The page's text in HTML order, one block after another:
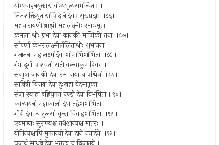
योग्यवाहनयुक्ताश्च योग्यभृत्यसमन्विताः ।
निजशक्तियुताश्चापि दाने देयाः सुखप्रदाः ॥८६॥
महानारायणी ब्राह्मी महालक्ष्मीः रमाऽमृता ।
कमला श्रीः प्रभा देया कानकी माणिकी तथा ॥८७॥
सौवर्णा कंभरालक्ष्मीर्ललिताश्रीः शुभानना ।
गजानना महालक्ष्मीर्देया शोभाभिशोभिता ॥८८॥
गंगा दुर्गा पाशवती सती कन्याकुमारिका ।
सन्तुषा जानकी देया रमा जया च पद्मिनी ॥८९॥
सावित्री विजया देया दुःखहा वेदमातृका ।
संज्ञा स्वाहा वह्नियुक्ता चण्डी देया विभूषिता ॥९०॥
कात्यायनी महाकाली देया तद्वेशशोभिता ।
गौरी देया च तुलसी वृन्दा विवाहशोभिता ॥९१॥
एवमाद्याः सुराण्यश्च तथेशान्यश्च मातरः ।
योगिन्यश्चापि मुक्तान्यो देया दाने जनार्दने ॥९२॥